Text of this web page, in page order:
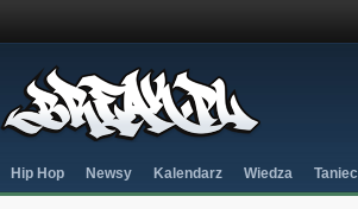
Hip Hop Newsy Kalendarz Wiedza Taniec